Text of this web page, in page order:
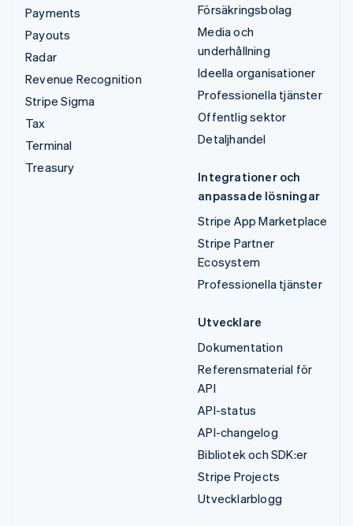
Payments
Payouts
Radar
Revenue Recognition
Stripe Sigma
Tax
Terminal
Treasury
Försäkringsbolag
Media och
underhållning
Ideella organisationer
Professionella tjänster
Offentlig sektor
Detaljhandel
Integrationer och
anpassade lösningar
Stripe App Marketplace
Stripe Partner
Ecosystem
Professionella tjänster
Utvecklare
Dokumentation
Referensmaterial för
API
API-status
API-changelog
Bibliotek och SDK:er
Stripe Projects
Utvecklarblogg